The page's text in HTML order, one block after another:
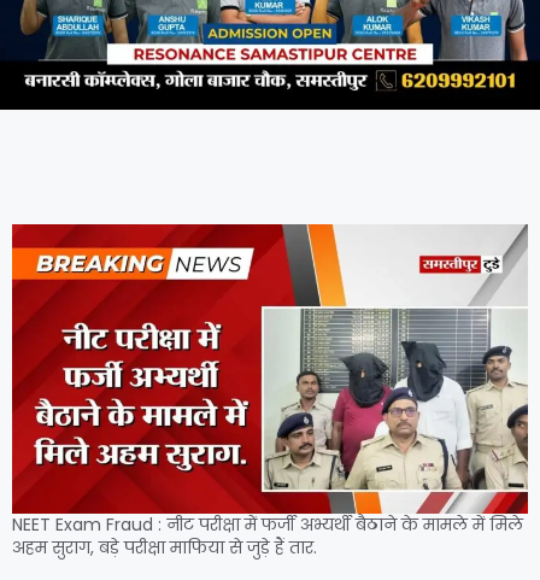
NEET Exam Fraud : नीट परीक्षा में फर्जी अभ्यर्थी बैठाने के मामले में मिले
अहम सुराग, बड़े परीक्षा माफिया से जुड़े हैं तार.